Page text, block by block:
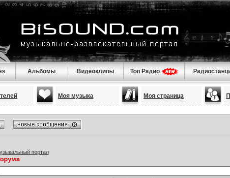
Альбомы Видеоклипы Топ Радио
Моя музыка Моя страница
портал